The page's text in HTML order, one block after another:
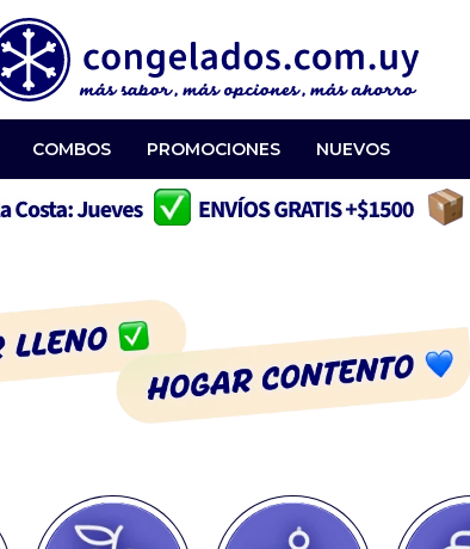
COMBOS PROMOCIONES NUEVOS